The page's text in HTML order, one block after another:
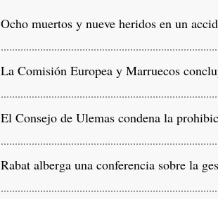
Ocho muertos y nueve heridos en un
La Comisión Europea y Marruecos
El Consejo de Ulemas condena la
Rabat alberga una conferencia sobre la